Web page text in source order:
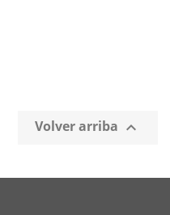
Volver arriba 